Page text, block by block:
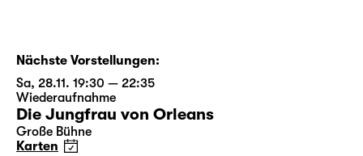
Nächste Vorstellungen:
Sa, 28.11. 19:30 — 22:35
Wiederaufnahme
Die Jungfrau von Orleans
Große Bühne
Karten